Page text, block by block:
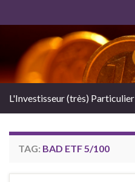
Search for:
L'Investisseur (très) Particulier
TAG: BAD ETF 5/100